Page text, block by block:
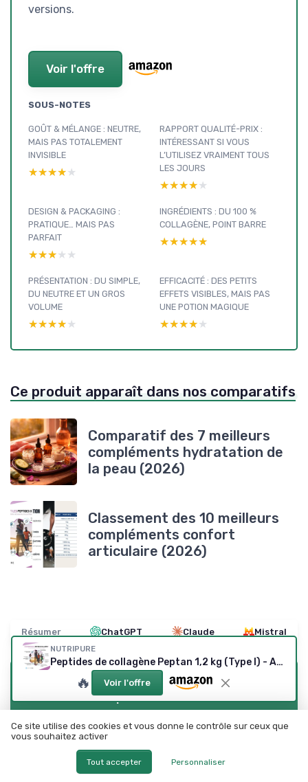
versions.
Voir l'offre
SOUS-NOTES
GOÛT & MÉLANGE : NEUTRE,
MAIS PAS TOTALEMENT
INVISIBLE
★★★★★
★★★★★
RAPPORT QUALITÉ-PRIX :
INTÉRESSANT SI VOUS
L’UTILISEZ VRAIMENT TOUS
LES JOURS
★★★★★
★★★★★
DESIGN & PACKAGING :
PRATIQUE… MAIS PAS
PARFAIT
★★★★★
★★★★★
INGRÉDIENTS : DU 100 %
COLLAGÈNE, POINT BARRE
★★★★★
★★★★★
PRÉSENTATION : DU SIMPLE,
DU NEUTRE ET UN GROS
VOLUME
★★★★★
★★★★★
EFFICACITÉ : DES PETITS
EFFETS VISIBLES, MAIS PAS
UNE POTION MAGIQUE
★★★★★
★★★★★
Ce produit apparaît dans nos comparatifs
Comparatif des 7 meilleurs
compléments hydratation de
la peau (2026)
Classement des 10 meilleurs
compléments confort
articulaire (2026)
Résumer ChatGPT Claude Mistral
Recevez les dernières actualités de
Mes complements alimentaires
➔ Je m'inscris
En remplissant ce formulaire, j’accepte d’être contacté(e) à
des fins commerciales par Mes complements alimentaires et
ses partenaires.
NUTRIPURE
Peptides de collagène Peptan 1,2 kg (Type I) - Arôme neutre - Made in France
🔥 Voir l'offre
Ce site utilise des cookies et vous donne le contrôle sur ceux que
vous souhaitez activer
Tout accepter Personnaliser